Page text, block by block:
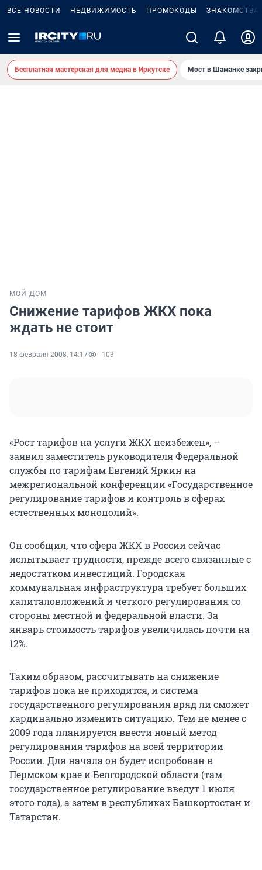
ВСЕ НОВОСТИ НЕДВИЖИМОСТЬ ПРОМОКОДЫ ЗНАКОМСТВА
Бесплатная мастерская для медиа в Иркутске Мост в Шаманке
МОЙ ДОМ
Снижение тарифов ЖКХ пока
ждать не стоит
18 февраля 2008, 14:17 103
«Рост тарифов на услуги ЖКХ неизбежен», –
заявил заместитель руководителя Федеральной
службы по тарифам Евгений Яркин на
межрегиональной конференции «Государственное
регулирование тарифов и контроль в сферах
естественных монополий».
Он сообщил, что сфера ЖКХ в России сейчас
испытывает трудности, прежде всего связанные с
недостатком инвестиций. Городская
коммунальная инфраструктура требует больших
капиталовложений и четкого регулирования со
стороны местной и федеральной власти. За
январь стоимость тарифов увеличилась почти на
12%.
Таким образом, рассчитывать на снижение
тарифов пока не приходится, и система
государственного регулирования вряд ли сможет
кардинально изменить ситуацию. Тем не менее с
2009 года планируется ввести новый метод
регулирования тарифов на всей территории
России. Для начала он будет испробован в
Пермском крае и Белгородской области (там
государственное регулирование введут 1 июля
этого года), а затем в республиках Башкортостан и
Татарстан.